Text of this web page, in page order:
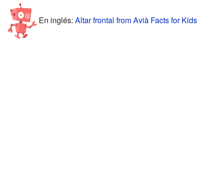
En inglés: Altar frontal from Avià Facts for Kids